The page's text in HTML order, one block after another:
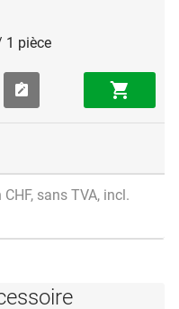
1 pièce
sans TVA, incl.